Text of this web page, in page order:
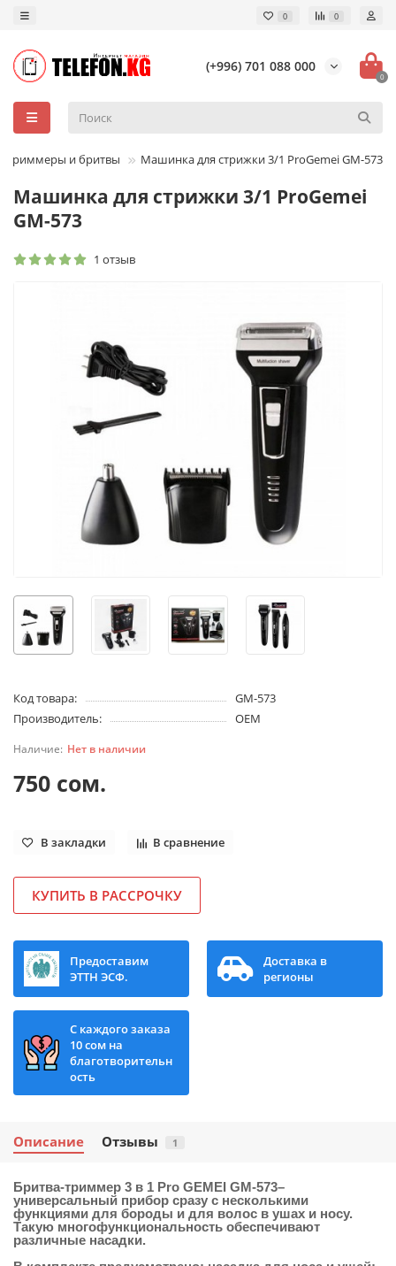
0 0
(+996) 701 088 000
0
Триммеры и бритвы Машинка для стрижки 3/1 ProGemei GM-573
Машинка для стрижки 3/1 ProGemei
GM-573
1 отзыв
Код товара:
GM-573
Производитель:
OEM
Нет в наличии
750 сом.
В закладки В сравнение
КУПИТЬ В РАССРОЧКУ
Предоставим
ЭТТН ЭСФ.
Доставка в
регионы
С каждого заказа
10 сом на
благотворительн
ость
Описание Отзывы 1
Бритва-триммер 3 в 1 Pro GEMEI GM-573–
универсальный прибор сразу с несколькими
функциями для бороды и для волос в ушах и носу.
Такую многофункциональность обеспечивают
различные насадки.